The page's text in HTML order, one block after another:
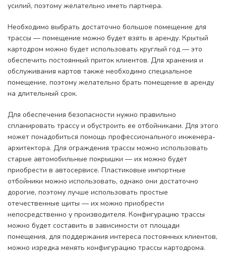
усилий, поэтому желательно иметь партнера.
Необходимо выбрать достаточно большое помещение для
трассы — помещение можно будет взять в аренду. Крытый
картодром можно будет использовать круглый год — это
обеспечить постоянный приток клиентов. Для хранения и
обслуживания картов также необходимо специальное
помещение, поэтому желательно брать помещение в аренду
на длительный срок.
Для обеспечения безопасности нужно правильно
спланировать трассу и обустроить ее отбойниками. Для этого
может понадобиться помощь профессионального инженера-
архитектора. Для ограждения трассы можно использовать
старые автомобильные покрышки — их можно будет
приобрести в автосервисе. Пластиковые импортные
отбойники можно использовать, однако они достаточно
дорогие, поэтому лучше использовать простые
отечественные щиты — их можно приобрести
непосредственно у производителя. Конфигурацию трассы
можно будет составить в зависимости от площади
помещения, для поддержания интереса постоянных клиентов,
можно изредка менять конфигурацию трассы картодрома.